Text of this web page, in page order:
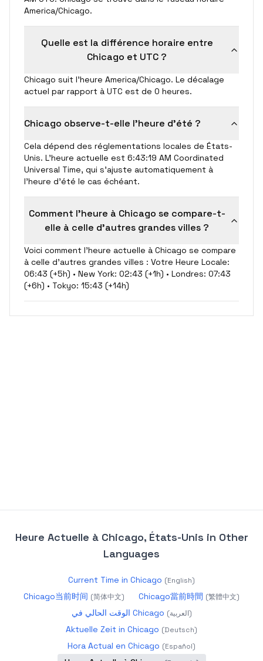
America/Chicago.
Quelle est la différence horaire entre
Chicago et UTC ?
Chicago suit l'heure America/Chicago. Le décalage
actuel par rapport à UTC est de 0 heures.
Chicago observe-t-elle l'heure d'été ?
Cela dépend des réglementations locales de États-
Unis. L'heure actuelle est 6:43:19 AM Coordinated
Universal Time, qui s'ajuste automatiquement à
l'heure d'été le cas échéant.
Comment l'heure à Chicago se compare-t-
elle à celle d'autres grandes villes ?
Voici comment l'heure actuelle à Chicago se compare
à celle d'autres grandes villes : Votre Heure Locale:
06:43 (+5h) • New York: 02:43 (+1h) • Londres: 07:43
(+6h) • Tokyo: 15:43 (+14h)
Heure Actuelle à Chicago, États-Unis in Other
Languages
Current Time in Chicago (English)
Chicago当前时间 (简体中文) Chicago當前時間 (繁體中文)
الوقت الحالي في Chicago (العربية)
Aktuelle Zeit in Chicago (Deutsch)
Hora Actual en Chicago (Español)